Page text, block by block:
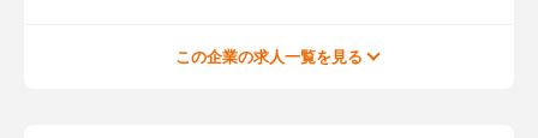
この企業の求人一覧を見る